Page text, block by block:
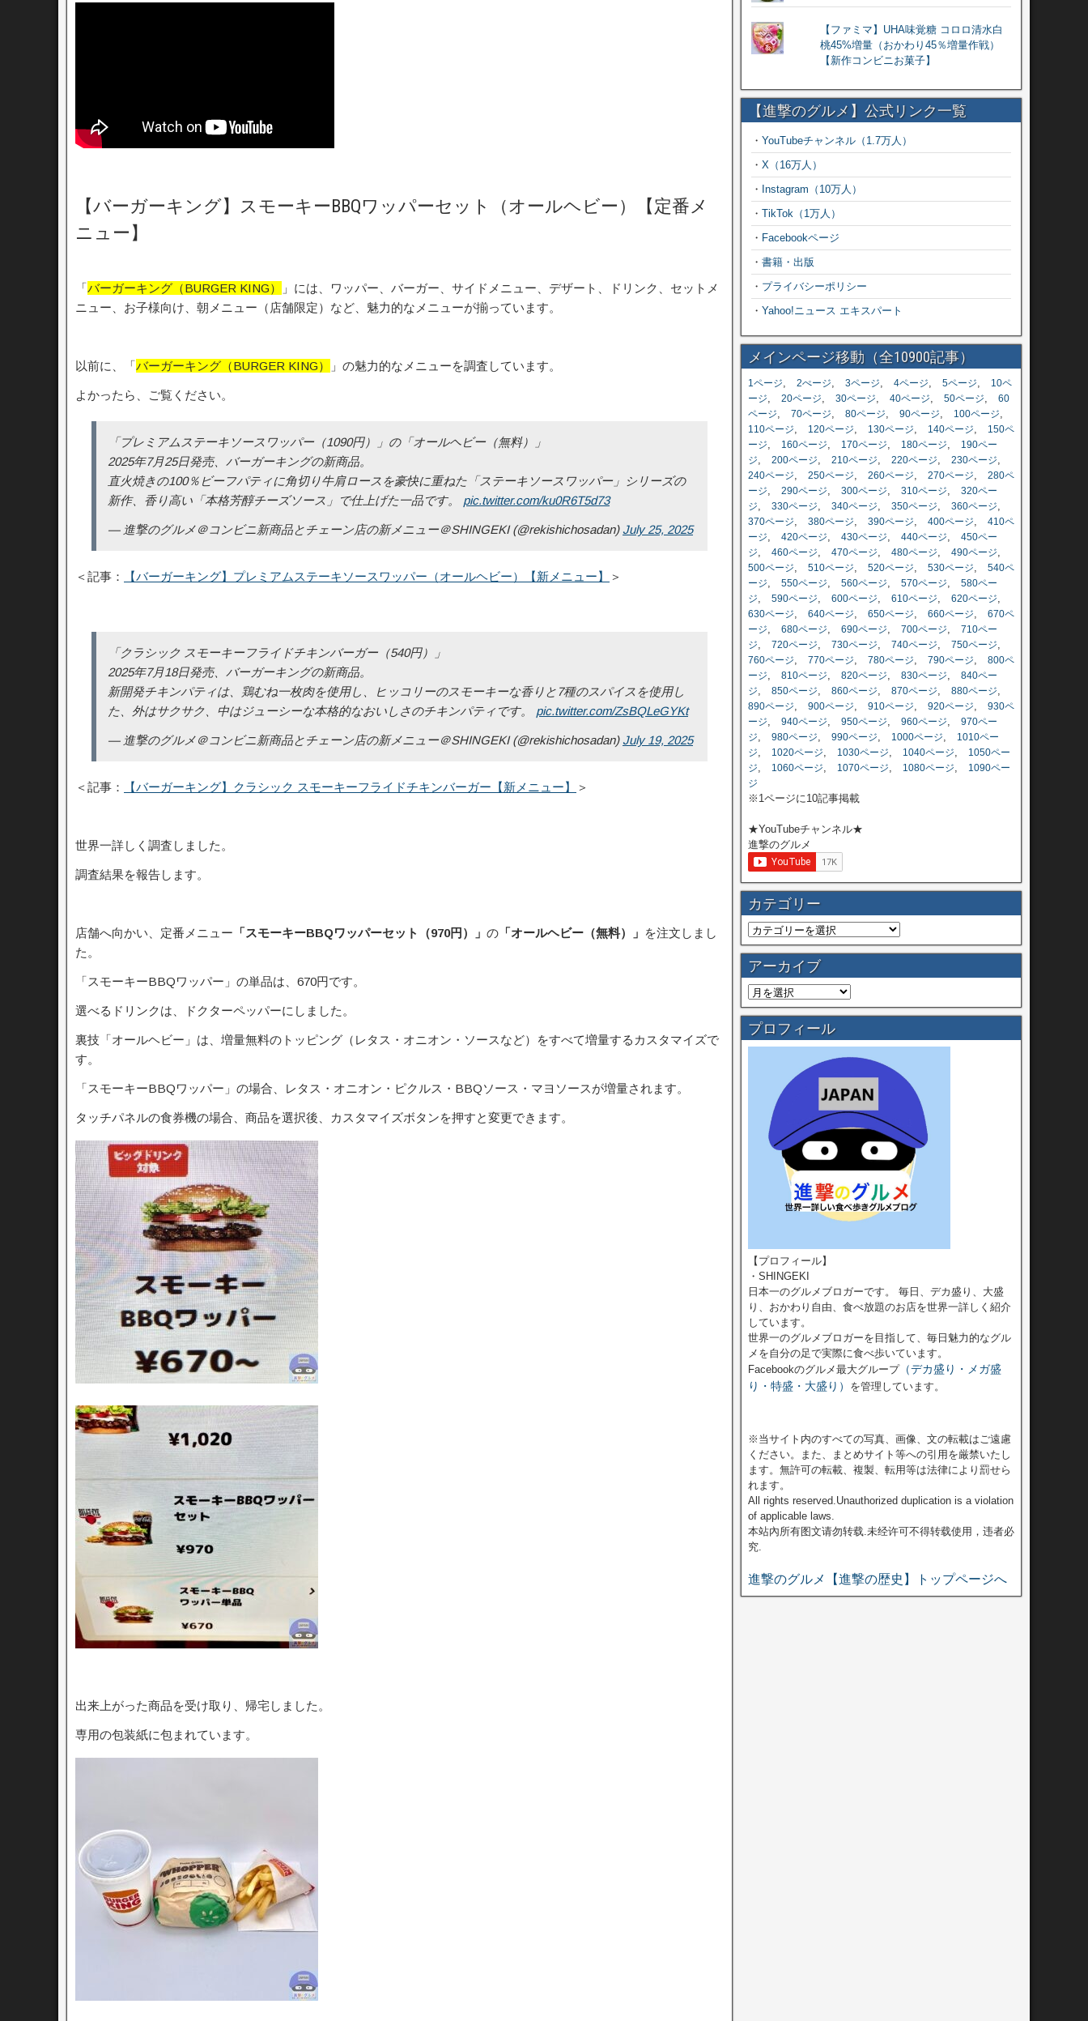
【バーガーキング】スモーキーBBQワッパーセット（オールヘビー）【定番メ
ニュー】
「バーガーキング（BURGER KING）
」には、ワッパー、バーガー、サイドメニュー、デザート、ドリンク、セットメ
ニュー、お子様向け、朝メニュー（店舗限定）など、魅力的なメニューが揃っています。
以前に、「バーガーキング（BURGER KING） 」の魅力的なメニューを調査しています。
よかったら、ご覧ください。
「プレミアムステーキソースワッパー（1090円）」の「オールヘビー（無料）」
2025年7月25日発売、バーガーキングの新商品。
直火焼きの100％ビーフパティに角切り牛肩ロースを豪快に重ねた「ステーキソースワッパー」シリーズの
新作、香り高い「本格芳醇チーズソース」で仕上げた一品です。 pic.twitter.com/ku0R6T5d73
— 進撃のグルメ＠コンビニ新商品とチェーン店の新メニュー＠SHINGEKI (@rekishichosadan) July 25, 2025
＜記事： 【バーガーキング】プレミアムステーキソースワッパー（オールヘビー）【新メニュー】 ＞
「クラシック スモーキーフライドチキンバーガー（540円）」
2025年7月18日発売、バーガーキングの新商品。
新開発チキンパティは、鶏むね一枚肉を使用し、ヒッコリーのスモーキーな香りと7種のスパイスを使用し
た、外はサクサク、中はジューシーな本格的なおいしさのチキンパティです。 pic.twitter.com/ZsBQLeGYKt
— 進撃のグルメ＠コンビニ新商品とチェーン店の新メニュー＠SHINGEKI (@rekishichosadan) July 19, 2025
＜記事： 【バーガーキング】クラシック スモーキーフライドチキンバーガー【新メニュー】 ＞
世界一詳しく調査しました。
調査結果を報告します。
店舗へ向かい、定番メニュー 「スモーキーBBQワッパーセット（970円）」 の 「オールヘビー（無料）」 を注文しまし
た。
「スモーキーBBQワッパー」の単品は、670円です。
選べるドリンクは、ドクターペッパーにしました。
裏技「オールヘビー」は、増量無料のトッピング（レタス・オニオン・ソースなど）をすべて増量するカスタマイズで
す。
「スモーキーBBQワッパー」の場合、レタス・オニオン・ピクルス・BBQソース・マヨソースが増量されます。
タッチパネルの食券機の場合、商品を選択後、カスタマイズボタンを押すと変更できます。
出来上がった商品を受け取り、帰宅しました。
専用の包装紙に包まれています。
【ファミマ】UHA味覚糖 コロロ清水白
桃45%増量（おかわり45％増量作戦）
【新作コンビニお菓子】
【進撃のグルメ】公式リンク一覧
・ YouTubeチャンネル（1.7万人）
・ X（16万人）
・ Instagram（10万人）
・ TikTok（1万人）
・ Facebookページ
・ 書籍・出版
・ プライバシーポリシー
・ Yahoo!ニュース エキスパート
メインページ移動（全10900記事）
1ページ, 2ぺージ, 3ページ, 4ページ, 5ページ,
10ペ
ージ, 20ページ, 30ページ, 40ページ, 50ページ, 60
ページ, 70ページ, 80ページ, 90ページ, 100ページ,
110ページ, 120ページ, 130ページ, 140ページ,
150ペ
ージ, 160ページ, 170ページ, 180ページ,
190ペー
ジ, 200ページ, 210ページ, 220ページ, 230ページ,
240ページ, 250ページ, 260ページ, 270ページ, 280ペ
ージ, 290ページ, 300ページ, 310ページ, 320ペー
ジ, 330ページ, 340ページ, 350ページ, 360ページ,
370ページ, 380ページ, 390ページ, 400ページ, 410ペ
ージ, 420ページ, 430ページ, 440ページ, 450ペー
ジ, 460ページ, 470ページ, 480ページ, 490ページ,
500ページ, 510ページ, 520ページ, 530ページ, 540ペ
ージ, 550ページ, 560ページ, 570ページ, 580ペー
ジ, 590ページ, 600ページ, 610ページ, 620ページ,
630ページ, 640ページ, 650ページ, 660ページ, 670ペ
ージ, 680ページ, 690ページ, 700ページ, 710ペー
ジ, 720ページ, 730ページ, 740ページ, 750ページ,
760ページ, 770ページ, 780ページ, 790ページ, 800ペ
ージ, 810ページ, 820ページ, 830ページ, 840ペー
ジ, 850ページ, 860ページ, 870ページ, 880ページ,
890ページ, 900ページ, 910ページ, 920ページ, 930ペ
ージ, 940ページ, 950ページ, 960ページ, 970ペー
ジ, 980ページ, 990ページ, 1000ページ,
1010ペー
ジ, 1020ページ, 1030ページ, 1040ページ,
1050ペー
ジ, 1060ページ, 1070ページ, 1080ページ,
1090ペー
ジ
※1ページに10記事掲載
★YouTubeチャンネル★
進撃のグルメ
カテゴリー
アーカイブ
プロフィール
【プロフィール】
・SHINGEKI
日本一のグルメブロガーです。 毎日、デカ盛り、大盛
り、おかわり自由、食べ放題のお店を世界一詳しく紹介
しています。
世界一のグルメブロガーを目指して、毎日魅力的なグル
メを自分の足で実際に食べ歩いています。
Facebookのグルメ最大グループ（デカ盛り・メガ盛
り・特盛・大盛り） を管理しています。
※当サイト内のすべての写真、画像、文の転載はご遠慮
ください。また、まとめサイト等への引用を厳禁いたし
ます。無許可の転載、複製、転用等は法律により罰せら
れます。
All rights reserved.Unauthorized duplication is a violation
of applicable laws.
本站內所有图文请勿转载.未经许可不得转载使用，违者必
究.
進撃のグルメ【進撃の歴史】トップページへ